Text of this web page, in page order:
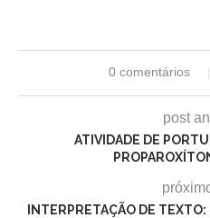
0 comentários
post
ATIVIDADE DE
INTERPRETAÇÃO DE